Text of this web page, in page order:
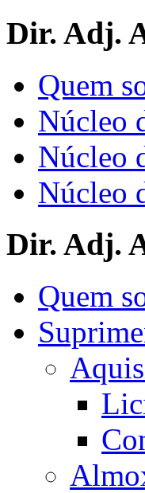
Dir. Adj.
Quem
Núcleo
Núcleo
Núcleo
Dir. Adj.
Quem